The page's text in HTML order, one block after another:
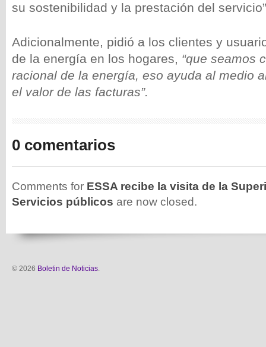
su sostenibilidad y la prestación del
Adicionalmente, pidió a los clientes y
de la energía en los hogares, “que seamos
racional de la energía, eso ayuda al medio
el valor de las facturas”.
0 comentarios
Comments for ESSA recibe la visita de la
Servicios públicos are now closed.
© 2026 Boletin de Noticias.